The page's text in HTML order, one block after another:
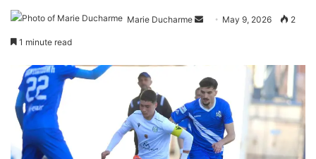
Marie Ducharme
Send May 9, 2026 2
1 minute read